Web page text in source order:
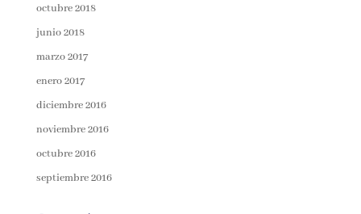
octubre 2018
junio 2018
marzo 2017
enero 2017
diciembre 2016
noviembre 2016
octubre 2016
septiembre 2016